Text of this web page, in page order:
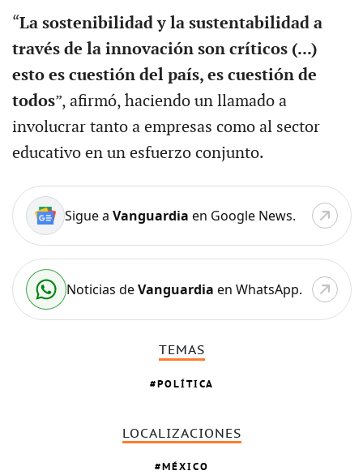
“La sostenibilidad y la sustentabilidad a
través de la innovación son críticos (...)
esto es cuestión del país, es cuestión de
todos”, afirmó, haciendo un llamado a
involucrar tanto a empresas como al sector
educativo en un esfuerzo conjunto.
Sigue a Vanguardia en Google News.
Noticias deVanguardia en WhatsApp.
TEMAS
POLÍTICA
LOCALIZACIONES
MÉXICO